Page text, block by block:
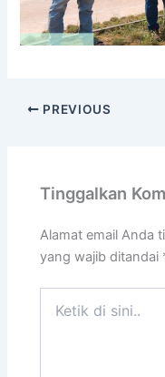
PREVIOUS
Tinggalkan
Alamat email Anda
yang wajib ditandai